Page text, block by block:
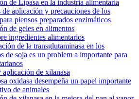
de Lipasa en la industria alimentaria
de aplicación y precauciones de los
piensos preparados enzimáticos
de geles en alimentos
ingredientes alimentarios
de la transglutaminasa en los
de soja es un problem a importante para
aplicación de xilanasa
oxidasa desempeña un papel importante
de animales